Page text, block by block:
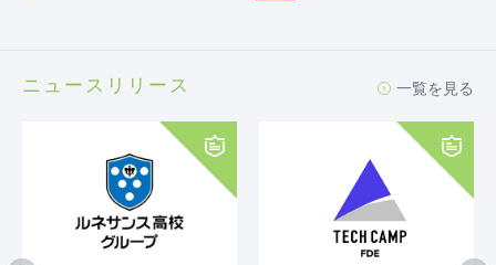
ニュースリリース 一覧を見る